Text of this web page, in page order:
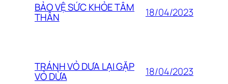
BẢO VỆ SỨC KHỎE TÂM
THÂN 18/04/2023
TRÁNH VỎ DƯA LẠI GẶP
VỎ DỪA 18/04/2023